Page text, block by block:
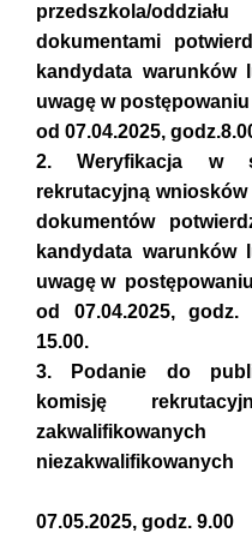
przedszkola/
dokumentami
kandydata
uwagę w
od 07.04.2025,
2.
Weryfikacja w
rekrutacyjną
dokumentów
kandydata
uwagę w
od 07.04.2025,
15.00.
3.
Podanie do
komisję
niezakwalifikowanych
07.05.2025, godz. 9.00